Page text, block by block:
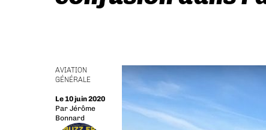
AVIATION
GÉNÉRALE
Le 10 juin 2020
Par Jérôme
Bonnard